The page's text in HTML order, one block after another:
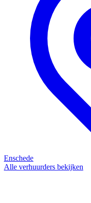
Enschede
Alle verhuurders bekijken